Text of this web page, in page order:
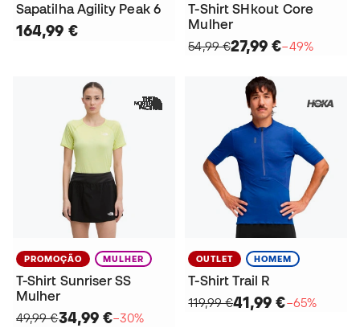
Sapatilha Agility Peak 6
164,99 €
T-Shirt SHkout Core
Mulher
54,99 €27,99 €−49%
PROMOÇÃO MULHER
T-Shirt Sunriser SS
Mulher
49,99 €34,99 €−30%
OUTLET HOMEM
T-Shirt Trail R
119,99 €41,99 €−65%